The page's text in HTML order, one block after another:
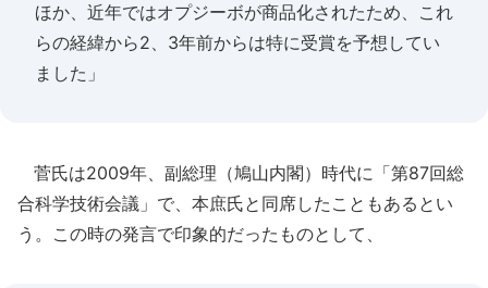
ほか、近年ではオプジーボが商品化されたため、これ
らの経緯から2、3年前からは特に受賞を予想してい
ました」
菅氏は2009年、副総理（鳩山内閣）時代に「第87回総
合科学技術会議」で、本庶氏と同席したこともあるとい
う。この時の発言で印象的だったものとして、